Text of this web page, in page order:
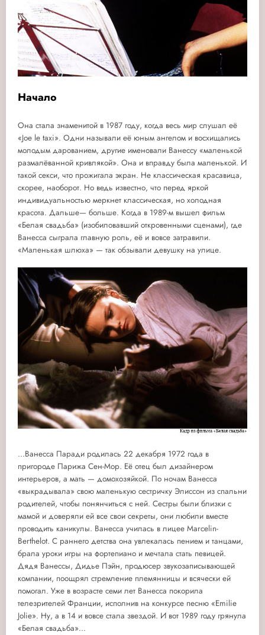
Начало
Она стала знаменитой в 1987 году, когда весь мир слушал её
«Joe le taxi». Одни называли её юным ангелом и восхищались
молодым дарованием, другие именовали Ванессу «маленькой
размалёванной кривлякой». Она и вправду была маленькой. И
такой секси, что прожигала экран. Не классическая красавица,
скорее, наоборот. Но ведь известно, что перед яркой
индивидуальностью меркнет классическая, но холодная
красота. Дальше— больше. Когда в 1989-м вышел фильм
«Белая свадьба» (изобиловавший откровенными сценами), где
Ванесса сыграла главную роль, её и вовсе затравили.
«Маленькая шлюха» — так обзывали девушку на улице.
...Ванесса Паради родилась 22 декабря 1972 года в
пригороде Парижа Сен-Мор. Её отец был дизайнером
интерьеров, а мать — домохозяйкой. По ночам Ванесса
«выкрадывала» свою маленькую сестричку Элиссон из спальни
родителей, чтобы понянчиться с ней. Сестры были близки с
мамой и доверяли ей все свои секреты, они любили вместе
проводить каникулы. Ванесса училась в лицее Marcelin-
Berthelot. С раннего детства она увлекалась пением и танцами,
брала уроки игры на фортепиано и мечтала стать певицей.
Дядя Ванессы, Дидье Пэйн, продюсер звукозаписывающей
компании, поощрял стремление племянницы и всячески ей
помогал. Уже в возрасте семи лет Ванесса покорила
телезрителей Франции, исполнив на конкурсе песню «Emilie
Jolie». Ну, а в 14 и вовсе стала звездой. И вот 1989 году грянула
«Белая свадьба»...